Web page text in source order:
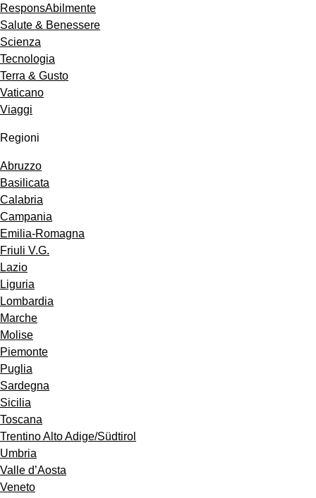
ResponsAbilmente
Salute & Benessere
Scienza
Tecnologia
Terra & Gusto
Vaticano
Viaggi
Regioni
Abruzzo
Basilicata
Calabria
Campania
Emilia-Romagna
Friuli V.G.
Lazio
Liguria
Lombardia
Marche
Molise
Piemonte
Puglia
Sardegna
Sicilia
Toscana
Trentino Alto Adige/Südtirol
Umbria
Valle d’Aosta
Veneto